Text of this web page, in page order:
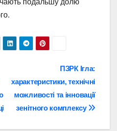
подальшу долю
ПЗРК Ігла:
характеристики, технічні
можливості та інновації
зенітного комплексу